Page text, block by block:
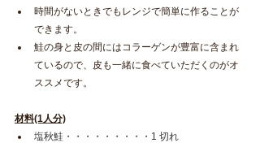
時間がないときでもレンジで簡単に作ることが
できます。
鮭の身と皮の間にはコラーゲンが豊富に含まれ
ているので、皮も一緒に食べていただくのがオ
ススメです。
材料(1人分)
塩秋鮭・・・・・・・・・1 切れ